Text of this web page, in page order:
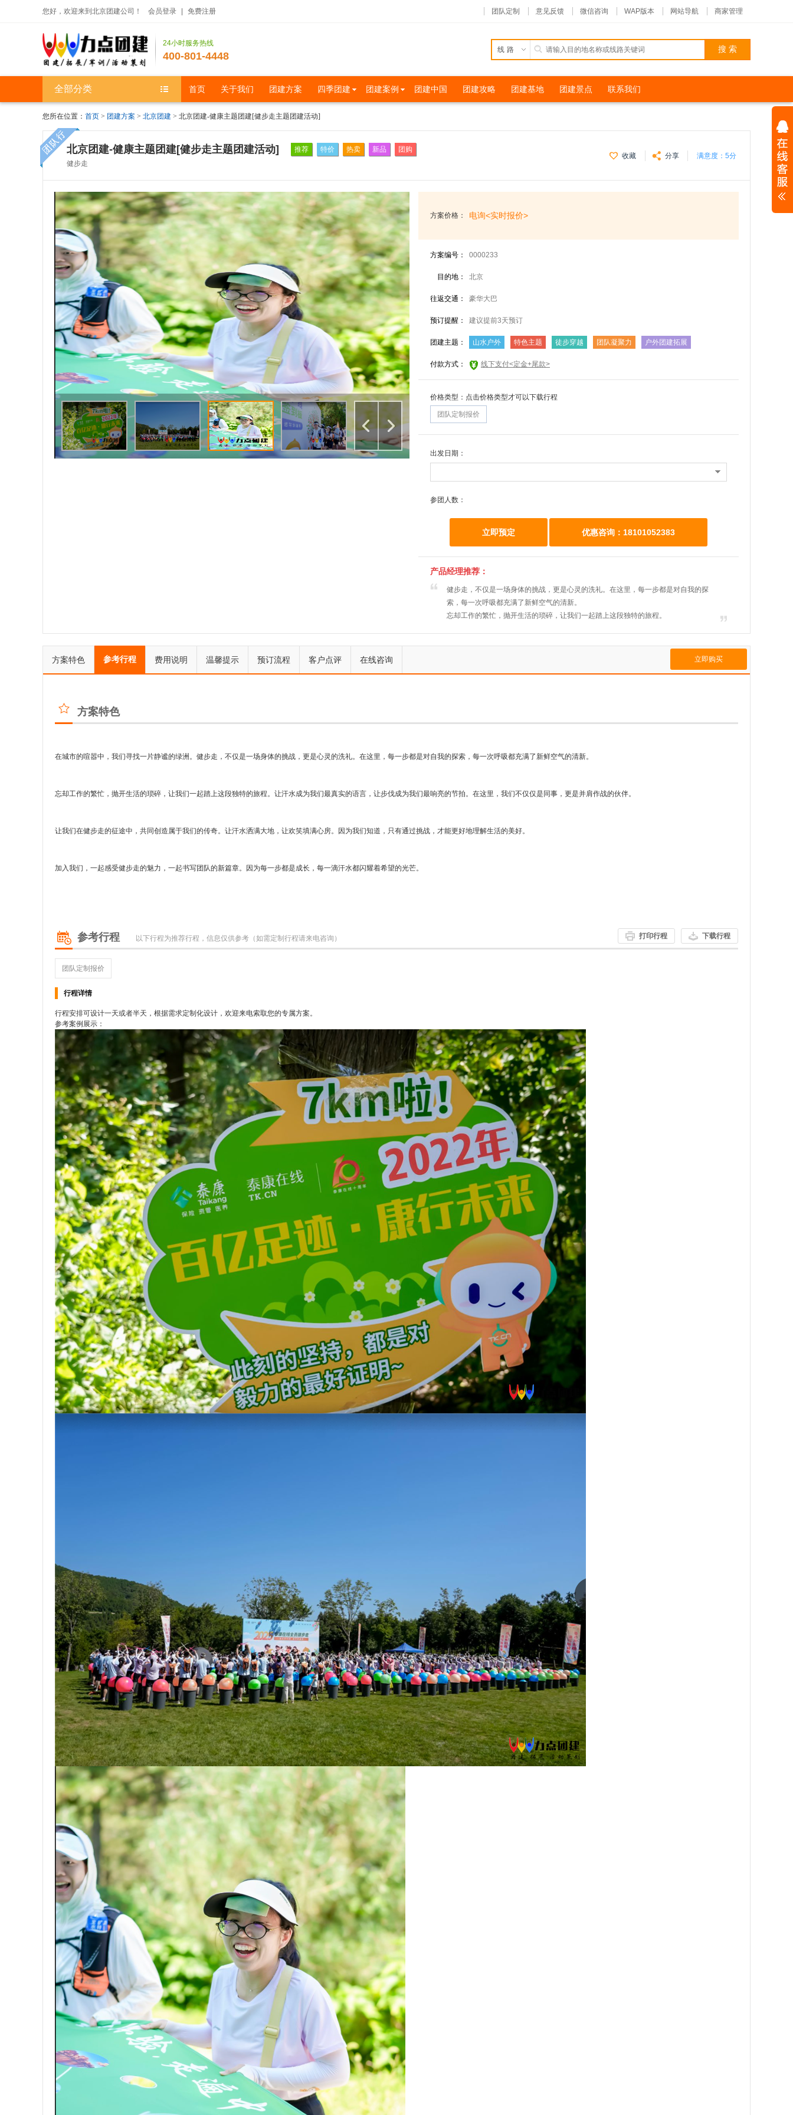
您好，欢迎来到北京团建公司！ 会员登录 免费注册 团队定制 意见反馈 微信咨询 WAP版本 网站导航 商家管理
24小时服务热线
400-801-4448
线路
全部分类 首页 关于我们 团建方案 四季团建 团建案例 团建中国 团建攻略 团建基地 团建景点 联系我们
您所在位置： 首页 > 团建方案 > 北京团建 > 北京团建-健康主题团建[健步走主题团建活动]
北京团建-健康主题团建[健步走主题团建活动] 推荐 特价 热卖 新品
团购
健步走
收藏 分享 满意度： 5分
上一个 下一个
方案价格： 电询<实时报价>
方案编号： 0000233
目的地： 北京
往返交通： 豪华大巴
预订提醒： 建议提前3天预订
团建主题： 山水户外 特色主题 徒步穿越 团队凝聚力 户外团建拓展
付款方式： 线下支付<定金+尾款>
价格类型：点击价格类型才可以下载行程
团队定制报价
出发日期：
参团人数：
立即预定 优惠咨询：18101052383
产品经理推荐：
健步走，不仅是一场身体的挑战，更是心灵的洗礼。在这里，每一步都是对自我的探
索，每一次呼吸都充满了新鲜空气的清新。
忘却工作的繁忙，抛开生活的琐碎，让我们一起踏上这段独特的旅程。
立即购买
方案特色 参考行程 费用说明 温馨提示 预订流程 客户点评 在线咨询
方案特色
在城市的喧嚣中，我们寻找一片静谧的绿洲。健步走，不仅是一场身体的挑战，更是心灵的洗礼。在这里，每一步都是对自我的探索，每一次呼吸都充满了新鲜空气的清新。
忘却工作的繁忙，抛开生活的琐碎，让我们一起踏上这段独特的旅程。让汗水成为我们最真实的语言，让步伐成为我们最响亮的节拍。在这里，我们不仅仅是同事，更是并肩作战的伙伴。
让我们在健步走的征途中，共同创造属于我们的传奇。让汗水洒满大地，让欢笑填满心房。因为我们知道，只有通过挑战，才能更好地理解生活的美好。
加入我们，一起感受健步走的魅力，一起书写团队的新篇章。因为每一步都是成长，每一滴汗水都闪耀着希望的光芒。
打印行程 下载行程
参考行程 以下行程为推荐行程，信息仅供参考（如需定制行程请来电咨询）
团队定制报价
行程详情
行程安排可设计一天或者半天，根据需求定制化设计，欢迎来电索取您的专属方案。
参考案例展示：